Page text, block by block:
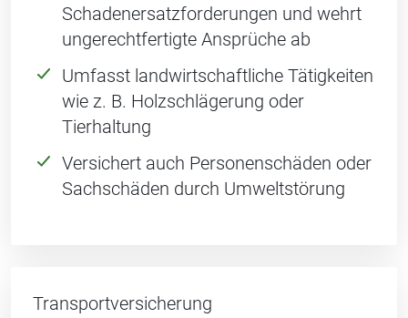
Schadenersatzforderungen und wehrt
ungerechtfertigte Ansprüche ab
Umfasst landwirtschaftliche Tätigkeiten
wie z. B. Holzschlägerung oder
Tierhaltung
Versichert auch Personenschäden oder
Sachschäden durch Umweltstörung
Transportversicherung